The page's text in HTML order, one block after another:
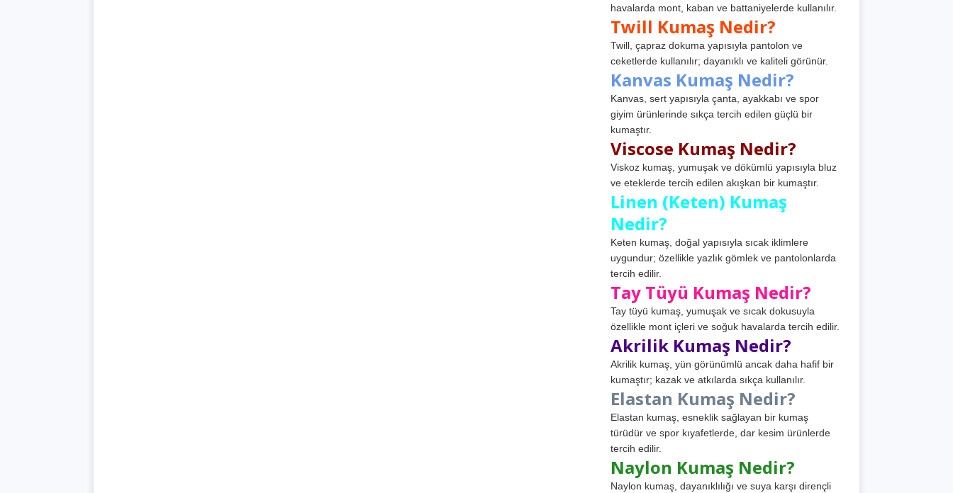
havalarda mont, kaban ve battaniyelerde kullanılır.
Twill Kumaş Nedir?
Twill, çapraz dokuma yapısıyla pantolon ve
ceketlerde kullanılır; dayanıklı ve kaliteli görünür.
Kanvas Kumaş Nedir?
Kanvas, sert yapısıyla çanta, ayakkabı ve spor
giyim ürünlerinde sıkça tercih edilen güçlü bir
kumaştır.
Viscose Kumaş Nedir?
Viskoz kumaş, yumuşak ve dökümlü yapısıyla bluz
ve eteklerde tercih edilen akışkan bir kumaştır.
Linen (Keten) Kumaş
Nedir?
Keten kumaş, doğal yapısıyla sıcak iklimlere
uygundur; özellikle yazlık gömlek ve pantolonlarda
tercih edilir.
Tay Tüyü Kumaş Nedir?
Tay tüyü kumaş, yumuşak ve sıcak dokusuyla
özellikle mont içleri ve soğuk havalarda tercih edilir.
Akrilik Kumaş Nedir?
Akrilik kumaş, yün görünümlü ancak daha hafif bir
kumaştır; kazak ve atkılarda sıkça kullanılır.
Elastan Kumaş Nedir?
Elastan kumaş, esneklik sağlayan bir kumaş
türüdür ve spor kıyafetlerde, dar kesim ürünlerde
tercih edilir.
Naylon Kumaş Nedir?
Naylon kumaş, dayanıklılığı ve suya karşı dirençli